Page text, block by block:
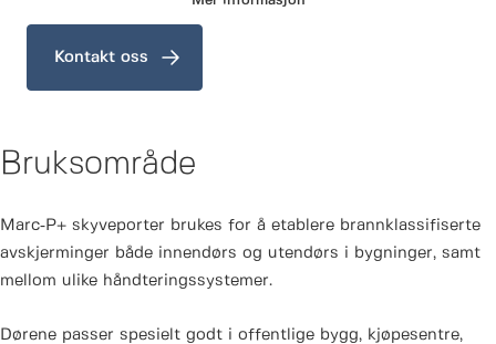
fjærhengsler. Sideluken er også tilgjengelig med panikkutstyr
I henhold til kundespesifikasjoner
Kontakt oss
Bruksområde
Marc‑P+ skyveporter brukes for å etablere brannklassifiserte
avskjerminger både innendørs og utendørs i bygninger, samt
mellom ulike håndteringssystemer.
Dørene passer spesielt godt i offentlige bygg, kjøpesentre,